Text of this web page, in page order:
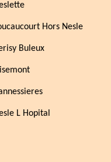
Hors Nesle
Buleux
L Hopital